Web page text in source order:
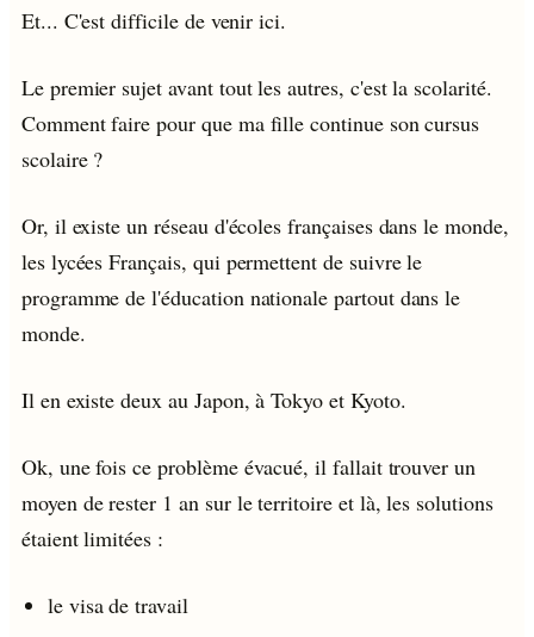
Et... C'est difficile de venir ici.
Le premier sujet avant tout les autres, c'est la scolarité.
Comment faire pour que ma fille continue son cursus
scolaire ?
Or, il existe un réseau d'écoles françaises dans le monde,
les lycées Français, qui permettent de suivre le
programme de l'éducation nationale partout dans le
monde.
Il en existe deux au Japon, à Tokyo et Kyoto.
Ok, une fois ce problème évacué, il fallait trouver un
moyen de rester 1 an sur le territoire et là, les solutions
étaient limitées :
le visa de travail